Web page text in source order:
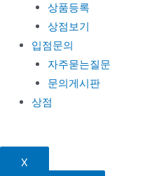
상품등록
상점보기
입점문의
자주묻는질문
문의게시판
상점
X